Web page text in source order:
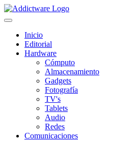
Inicio
Editorial
Hardware
Cómputo
Almacenamiento
Gadgets
Fotografía
TV's
Tablets
Audio
Redes
Comunicaciones